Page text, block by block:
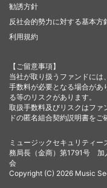
勧誘方針
反社会的勢力に対する基本方
利用規約
【ご留意事項】
当社が取り扱うファンドに
手数料が必要となる場合があ
る等のリスクがあります。
取扱手数料及びリスクはファ
ドの匿名組合契約説明書をご
ミュージックセキュリティ
務局長（金商）第1791号 加
会
Copyright (C) 2026 Music